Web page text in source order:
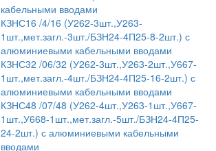
кабельными вводами
КЗНС16 /4/16 (У262-3шт.,У263-
1шт.,мет.загл.-3шт./БЗН24-4П25-8-2шт.) с
алюминиевыми кабельными вводами
КЗНС32 /06/32 (У262-3шт.,У263-2шт.,У667-
1шт.,мет.загл.-4шт./БЗН24-4П25-16-2шт.) с
алюминиевыми кабельными вводами
КЗНС48 /07/48 (У262-4шт.,У263-1шт.,У667-
1шт.,У668-1шт.,мет.загл.-5шт./БЗН24-4П25-
24-2шт.) с алюминиевыми кабельными
вводами